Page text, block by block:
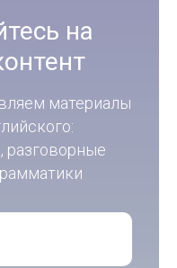
на
материалы
разговорные